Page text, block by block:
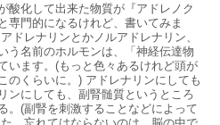
酸化して出来た物質が『アドレノク
専門的になるけれど、書いてみま
ドレナリンとかノルアドレナリン、
う名前のホルモンは、「神経伝達物
います。(もっと色々あるけれど頭が
のくらいに。) アドレナリンにしても
ンにしても、副腎髄質というところ
。(副腎を刺激することなどによって